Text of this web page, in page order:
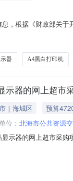
，根据《财政部关
年09月无2采购液
器 A4黑白打印机
示器的网上超市
｜海城区
预算
位： 北海市公共资源
示器的网上超市采
项目所在行